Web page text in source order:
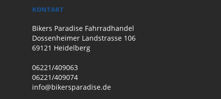
KONTAKT
Bikers Paradise Fahrradhandel
Dossenheimer Landstrasse 106
69121 Heidelberg
06221/409063
06221/409074
info@bikersparadise.de